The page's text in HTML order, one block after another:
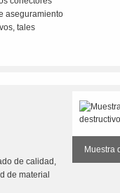
aseguramiento
tales
de calidad,
de material
Muestra